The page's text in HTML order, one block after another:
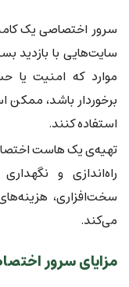
سرور اختصاصی یک
سایت‌هایی با بازدید
موارد که امنیت یا
برخوردار باشد، ممکن
استفاده کنند.
تهیه‌ی یک هاست
راه‌اندازی و
سخت‌افزاری،
می‌کند.
مزایای سرور